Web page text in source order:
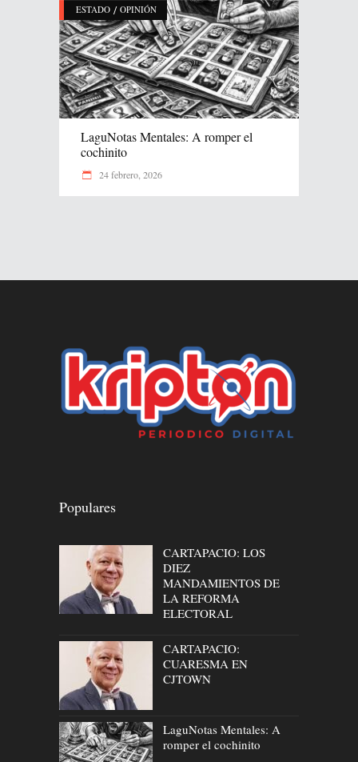
ESTADO / OPINIÓN
LaguNotas Mentales: A romper el
cochinito
24 febrero, 2026
Populares
CARTAPACIO: LOS
DIEZ
MANDAMIENTOS DE
LA REFORMA
ELECTORAL
CARTAPACIO:
CUARESMA EN
CJTOWN
LaguNotas Mentales: A
romper el cochinito